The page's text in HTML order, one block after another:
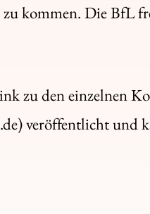
kommen. Die BfL
zu den einzelnen
veröffentlicht und